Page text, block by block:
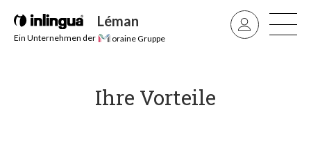
Léman
Ein Unternehmen der oraine Gruppe
Ihre Vorteile